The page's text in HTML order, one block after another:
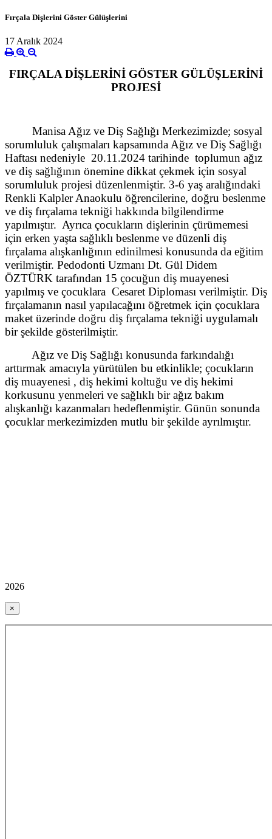
Fırçala Dişlerini Göster Gülüşlerini
17 Aralık 2024
FIRÇALA DİŞLERİNİ GÖSTER GÜLÜŞLERİNİ
PROJESİ
Manisa Ağız ve Diş Sağlığı Merkezimizde; sosyal
sorumluluk çalışmaları kapsamında Ağız ve Diş Sağlığı
Haftası nedeniyle 20.11.2024 tarihinde toplumun ağız
ve diş sağlığının önemine dikkat çekmek için sosyal
sorumluluk projesi düzenlenmiştir. 3-6 yaş aralığındaki
Renkli Kalpler Anaokulu öğrencilerine, doğru beslenme
ve diş fırçalama tekniği hakkında bilgilendirme
yapılmıştır. Ayrıca çocukların dişlerinin çürümemesi
için erken yaşta sağlıklı beslenme ve düzenli diş
fırçalama alışkanlığının edinilmesi konusunda da eğitim
verilmiştir. Pedodonti Uzmanı Dt. Gül Didem
ÖZTÜRK tarafından 15 çocuğun diş muayenesi
yapılmış ve çocuklara Cesaret Diploması verilmiştir. Diş
fırçalamanın nasıl yapılacağını öğretmek için çocuklara
maket üzerinde doğru diş fırçalama tekniği uygulamalı
bir şekilde gösterilmiştir.
Ağız ve Diş Sağlığı konusunda farkındalığı
arttırmak amacıyla yürütülen bu etkinlikle; çocukların
diş muayenesi , diş hekimi koltuğu ve diş hekimi
korkusunu yenmeleri ve sağlıklı bir ağız bakım
alışkanlığı kazanmaları hedeflenmiştir. Günün sonunda
çocuklar merkezimizden mutlu bir şekilde ayrılmıştır.
2026
×